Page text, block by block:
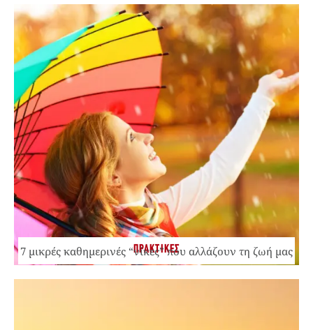
ΠΡΑΚΤΙΚΕΣ
7 μικρές καθημερινές “νίκες” που αλλάζουν τη ζωή μας